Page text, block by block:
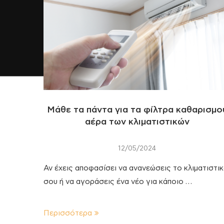
Μάθε τα πάντα για τα φίλτρα
αέρα των κλιματιστικών
12/05/2024
Αν έχεις αποφασίσει να ανανεώσεις το
σου ή να αγοράσεις ένα νέο για κάποιο …
Περισσότερα